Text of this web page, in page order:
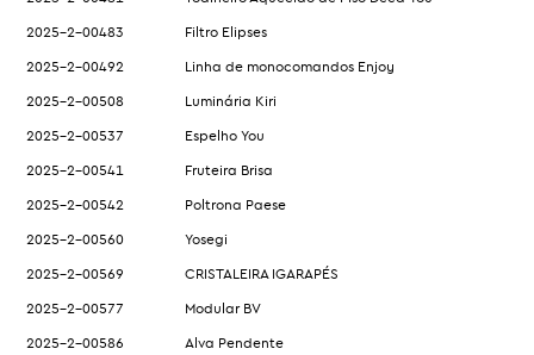
2025-2-00483
Filtro Elipses
2025-2-00492
Linha de monocomandos Enjoy
2025-2-00508
Luminária Kiri
2025-2-00537
Espelho You
2025-2-00541
Fruteira Brisa
2025-2-00542
Poltrona Paese
2025-2-00560
Yosegi
2025-2-00569
CRISTALEIRA IGARAPÉS
2025-2-00577
Modular BV
2025-2-00586
Alva Pendente